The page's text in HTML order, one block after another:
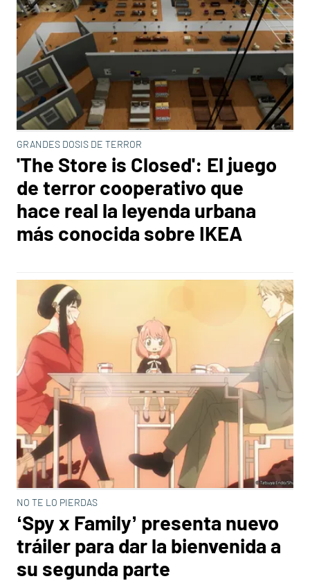
GRANDES DOSIS DE TERROR
'The Store is Closed': El juego
de terror cooperativo que
hace real la leyenda urbana
más conocida sobre IKEA
NO TE LO PIERDAS
‘Spy x Family’ presenta nuevo
tráiler para dar la bienvenida a
su segunda parte